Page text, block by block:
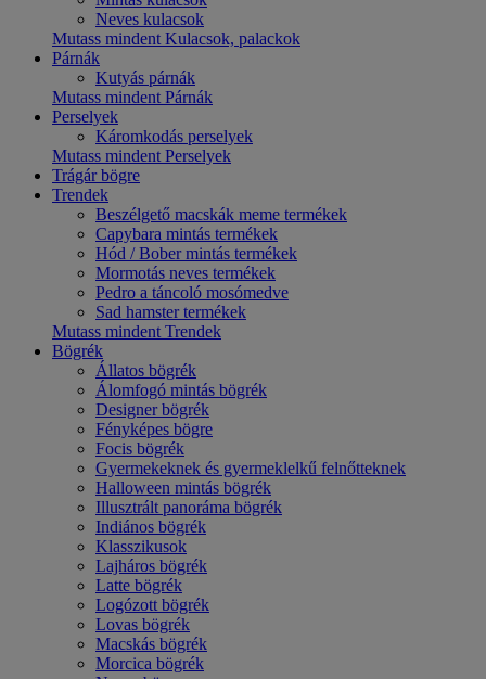
Neves kulacsok
Mutass mindent Kulacsok, palackok
Párnák
Kutyás párnák
Mutass mindent Párnák
Perselyek
Káromkodás perselyek
Mutass mindent Perselyek
Trágár bögre
Trendek
Beszélgető macskák meme termékek
Capybara mintás termékek
Hód / Bober mintás termékek
Mormotás neves termékek
Pedro a táncoló mosómedve
Sad hamster termékek
Mutass mindent Trendek
Bögrék
Állatos bögrék
Álomfogó mintás bögrék
Designer bögrék
Fényképes bögre
Focis bögrék
Gyermekeknek és gyermeklelkű felnőtteknek
Halloween mintás bögrék
Illusztrált panoráma bögrék
Indiános bögrék
Klasszikusok
Lajháros bögrék
Latte bögrék
Logózott bögrék
Lovas bögrék
Macskás bögrék
Morcica bögrék